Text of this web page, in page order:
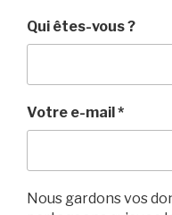
Qui êtes-vous ?
Votre e-mail*
Nous gardons vos